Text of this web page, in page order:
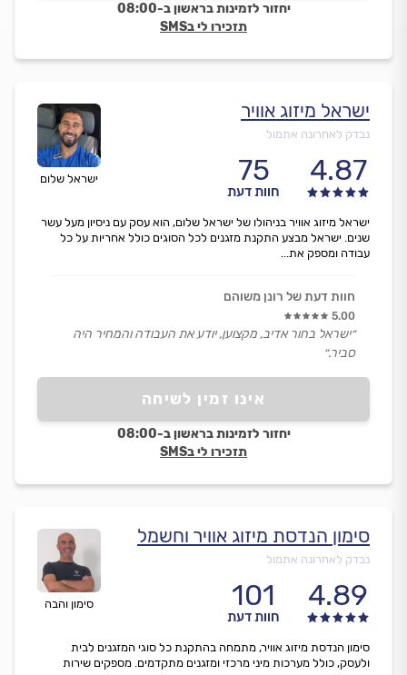
יחזור לזמינות בראשון ב-08:00
תזכירו לי בSMS
ישראל שלום
ישראל מיזוג אוויר
נבדק לאחרונה אתמול
4.87
75
חוות דעת
אינו זמין לשיחה
יחזור לזמינות בראשון ב-08:00
תזכירו לי בSMS
ישראל מיזוג אוויר בניהולו של ישראל שלום, הוא עסק עם ניסיון מעל עשר
שנים. ישראל מבצע התקנת מזגנים לכל הסוגים כולל אחריות על כל
עבודה ומספק את...
חוות דעת של רונן משוהם
5.00
״ישראל בחור אדיב, מקצוען, יודע את העבודה והמחיר היה
סביר.״
סימון והבה
סימון הנדסת מיזוג אוויר וחשמל
נבדק לאחרונה אתמול
4.89
101
חוות דעת
סימון הנדסת מיזוג אוויר, מתמחה בהתקנת כל סוגי המזגנים לבית
ולעסק, כולל מערכות מיני מרכזי ומזגנים מתקדמים. מספקים שירות